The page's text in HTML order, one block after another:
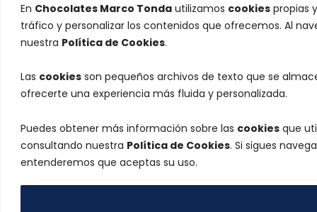
En Chocolates Marco Tonda utilizamos cookies propias
tráfico y personalizar los contenidos que ofrecemos. Al
nuestra Política de Cookies.
Las cookies son pequeños archivos de texto que se
ofrecerte una experiencia más fluida y personalizada.
Puedes obtener más información sobre las cookies que
consultando nuestra Política de Cookies. Si sigues
entenderemos que aceptas su uso.